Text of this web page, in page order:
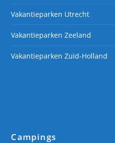
Vakantieparken Utrecht
Vakantieparken Zeeland
Vakantieparken Zuid-Holland
Campings